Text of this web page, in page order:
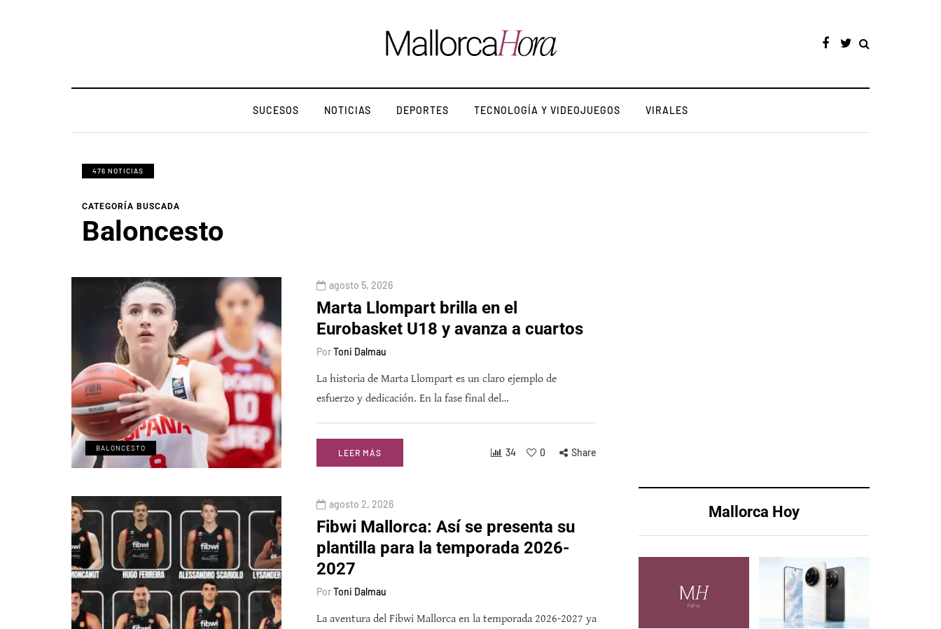
SUCESOS NOTICIAS DEPORTES TECNOLOGÍA Y VIDEOJUEGOS VIRALES
476 NOTICIAS
CATEGORÍA BUSCADA
Baloncesto
BALONCESTO
agosto 5, 2026
Marta Llompart brilla en el
Eurobasket U18 y avanza a cuartos
PorToni Dalmau
La historia de Marta Llompart es un claro ejemplo de
esfuerzo y dedicación. En la fase final del…
LEER MÁS 34 0 Share
agosto 2, 2026
Fibwi Mallorca: Así se presenta su
plantilla para la temporada 2026-
2027
PorToni Dalmau
La aventura del Fibwi Mallorca en la temporada 2026-2027 ya
Mallorca Hoy